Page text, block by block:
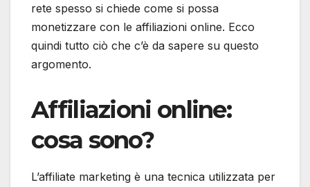
rete spesso si chiede come si possa
monetizzare con le affiliazioni online. Ecco
quindi tutto ciò che c’è da sapere su questo
argomento.
Affiliazioni online:
cosa sono?
L’affiliate marketing è una tecnica utilizzata per